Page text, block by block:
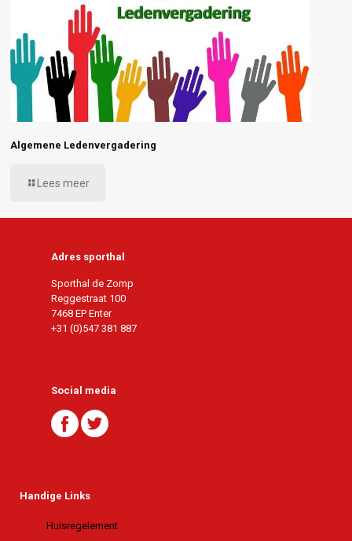
Algemene Ledenvergadering
Lees meer
Adres sporthal
Sporthal de Zomp
Reggestraat 100
7468 EP Enter
+31 (0)547 381 887
Social media
Handige Links
Huisregelement